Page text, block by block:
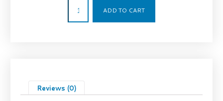
ADD TO CART
Reviews (0)